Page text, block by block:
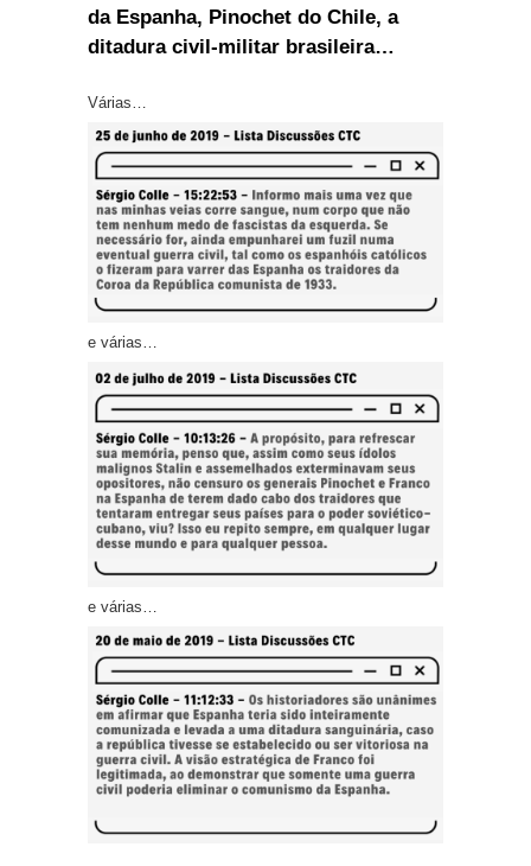
da Espanha, Pinochet do Chile, a
ditadura civil-militar brasileira…
Várias…
e várias…
e várias…